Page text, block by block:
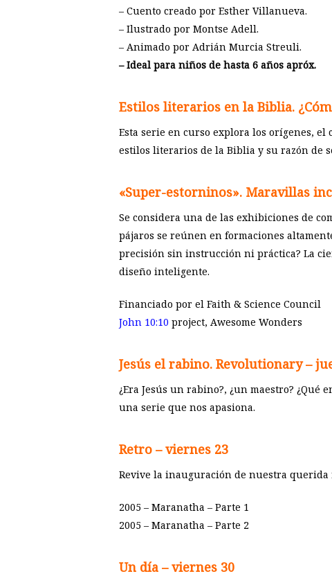
– Cuento creado por Esther Villanueva.
– Ilustrado por Montse Adell.
– Animado por Adrián Murcia Streuli.
– Ideal para niños de hasta 6 años apróx.
Estilos literarios en la Biblia.
Esta serie en curso explora los orígenes,
estilos literarios de la Biblia y su razón de
«Super-estorninos». Maravillas
Se considera una de las exhibiciones de
pájaros se reúnen en formaciones
precisión sin instrucción ni práctica? La
diseño inteligente.
Financiado por el Faith & Science Council
John 10:10 project, Awesome Wonders
Jesús el rabino. Revolutionary –
¿Era Jesús un rabino?, ¿un maestro?
una serie que nos apasiona.
Retro – viernes 23
Revive la inauguración de nuestra querida
2005 – Maranatha – Parte 1
2005 – Maranatha – Parte 2
Un día – viernes 30